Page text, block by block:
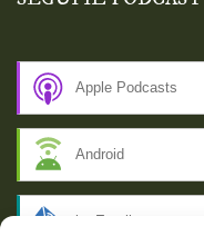
Apple Podcasts
Android
by Email